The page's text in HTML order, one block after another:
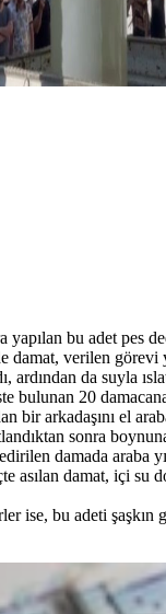
yapılan bu adet pes
damat, verilen görevi
ardından da suyla
bulunan 20
bir arkadaşını el
sonra boynuna
damada araba
asılan damat, içi su
ise, bu adeti şaşkın